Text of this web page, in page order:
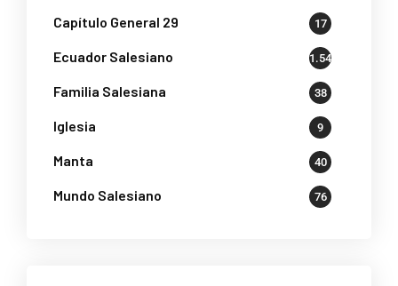
Capítulo General 29 17
Ecuador Salesiano 1.541
Familia Salesiana 38
Iglesia 9
Manta 40
Mundo Salesiano 76